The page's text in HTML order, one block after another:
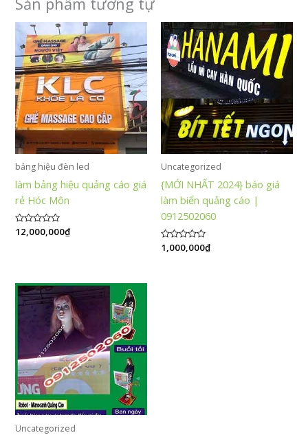
bảng hiệu đèn led
làm bảng hiệu quảng cáo giá
rẻ Hóc Môn
Được
xếp
12,000,000₫
Uncategorized
{MỚI NHẤT 2024} báo giá
làm biển quảng cáo |
0912502060
Được
xếp
1,000,000₫
Uncategorized